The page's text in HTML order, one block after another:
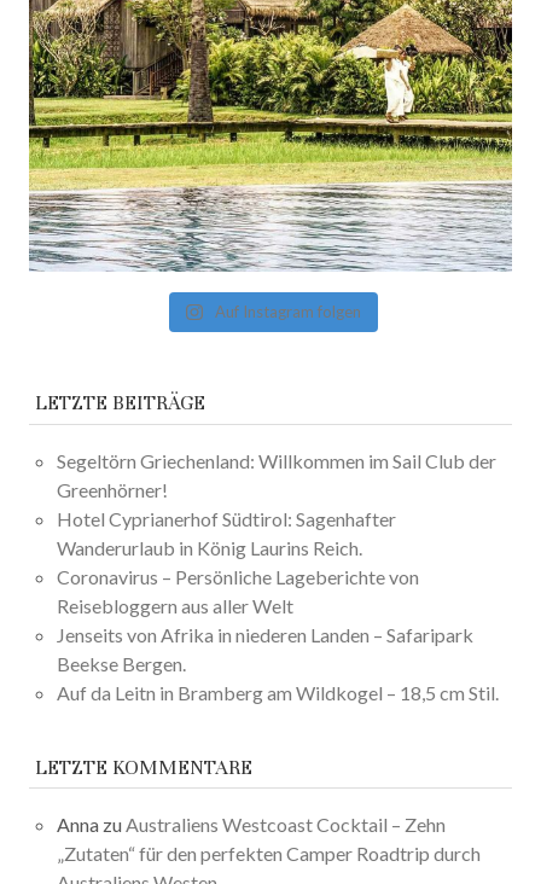
Auf Instagram folgen
LETZTE BEITRÄGE
Segeltörn Griechenland: Willkommen im Sail Club der
Greenhörner!
Hotel Cyprianerhof Südtirol: Sagenhafter
Wanderurlaub in König Laurins Reich.
Coronavirus – Persönliche Lageberichte von
Reisebloggern aus aller Welt
Jenseits von Afrika in niederen Landen – Safaripark
Beekse Bergen.
Auf da Leitn in Bramberg am Wildkogel – 18,5 cm Stil.
LETZTE KOMMENTARE
Anna zuAustraliens Westcoast Cocktail – Zehn
„Zutaten“ für den perfekten Camper Roadtrip durch